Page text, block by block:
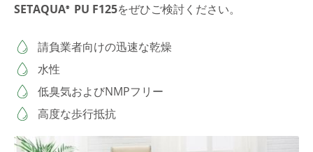
SETAQUA® PU F125をぜひご検討ください。
請負業者向けの迅速な乾燥
水性
低臭気およびNMPフリー
高度な歩行抵抗